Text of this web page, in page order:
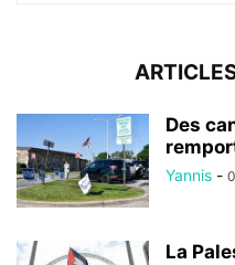
Des
Yannis -
La